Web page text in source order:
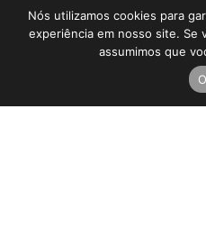
Nós utilizamos cookies para
experiência em nosso site. Se
assumimos que